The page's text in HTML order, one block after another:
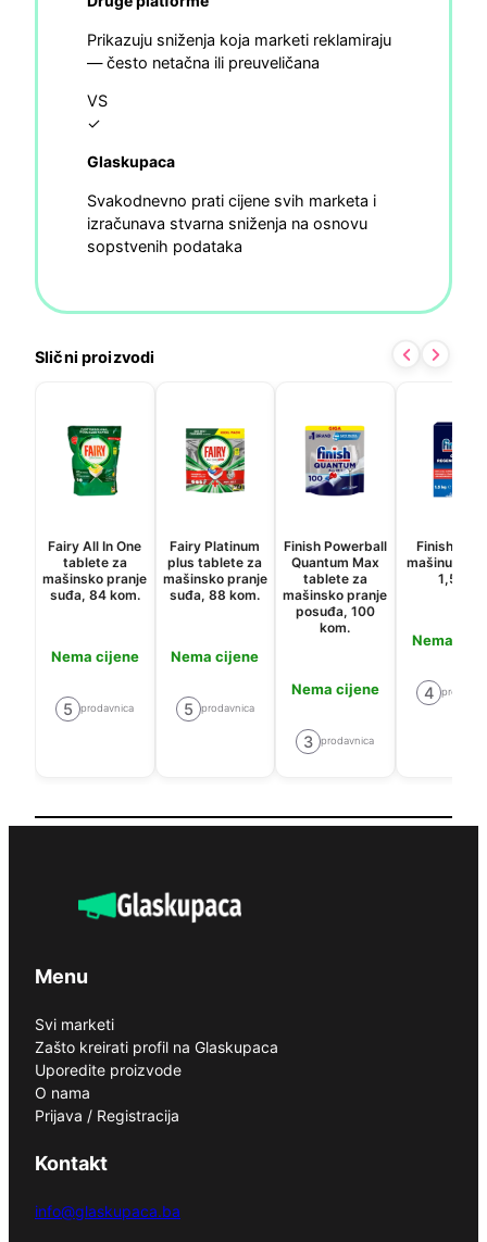
Prikazuju sniženja koja marketi reklamiraju
— često netačna ili preuveličana
VS
✓
Glaskupaca
Svakodnevno prati cijene svih marketa i
izračunava stvarna sniženja na osnovu
sopstvenih podataka
Slični proizvodi
Fairy All In One
tablete za
mašinsko pranje
suđa, 84 kom.
Nema cijene
5 prodavnica
Fairy Platinum
plus tablete za
mašinsko pranje
suđa, 88 kom.
Nema cijene
5 prodavnica
Finish Powerball
Quantum Max
tablete za
mašinsko pranje
posuđa, 100
kom.
Nema cijene
3 prodavnica
Finish Sol
mašinu za
1,5kg
Nema
4
Menu
Svi marketi
Zašto kreirati profil na Glaskupaca
Uporedite proizvode
O nama
Prijava / Registracija
Kontakt
info@glaskupaca.ba